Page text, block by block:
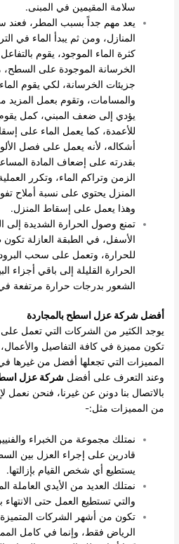
سلامة المقيمين في المبنى.
يعد مهم جداً بسبب المطر،
المنازل، ومن ثم يبدأ الماء في
كثرة الماء الموجود، يقوم
الخرسانة الموجودة على
جزيئات الخرسانة، لكي يقوم
والمسامات، وتقوم بعمل المزيد
يؤدي إلى ضعف المبني، كمل
للأعمدة، كما يعمل الماء على
أشكاله، لأنه يعمل على فصل
بقدرته على إضعاف المادة
الزمن وتراكم الماء، وتكرر
وهذا يعمل على إسقاط المنزل.
تمنع وصول الحرارة الشديدة إلى
الأسفل، في الطبقة العازلة
للحرارة، وتعمل على سحب
الحرارة القليلة إلى باقي
الشعور بدرجات حرارة مرتفعة
أفضل شركة عزل اسطح بالمجاردة
يوجد الكثير من الشركات التي تعمل
تكون مميزة في كافة التفاصيل
المميزات التي تجعلها أفضل من غيرها
وعند التعرف على أفضلشركة عزل
بالاتصال بنا دونن عن غيرنا، فنحن نعمل
من المميزات مثل:-
نمتلك مجموعة من الخبراء
قادرين على إجراء العزل بين
يستطيع أي شخص القيام بإزالتها.
نمتلك العديد من الأيدي العاملة
والتي تستطيع العمل حتى الانتهاء
تكون من أشهر الشركات
الرياض فقط، وإنما في كامل